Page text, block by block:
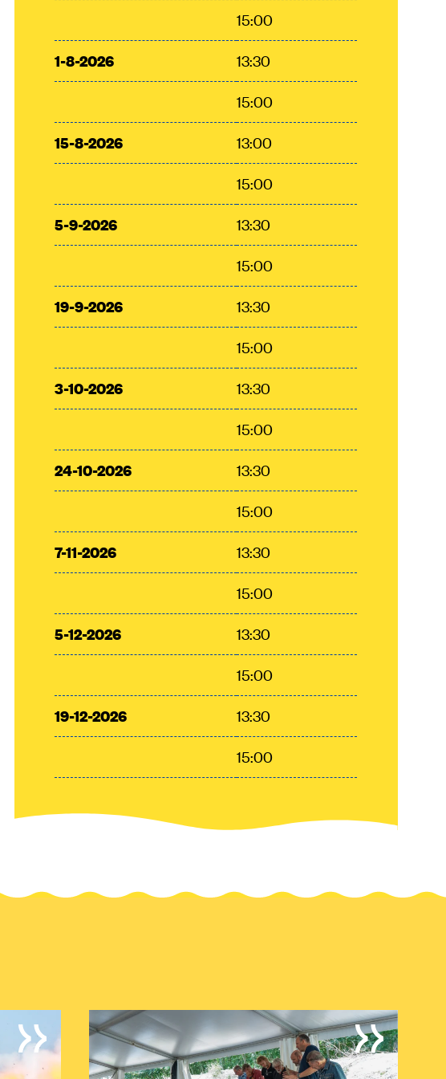
15:00
1-8-2026 13:30
15:00
15-8-2026 13:00
15:00
5-9-2026 13:30
15:00
19-9-2026 13:30
15:00
3-10-2026 13:30
15:00
24-10-2026 13:30
15:00
7-11-2026 13:30
15:00
5-12-2026 13:30
15:00
19-12-2026 13:30
15:00